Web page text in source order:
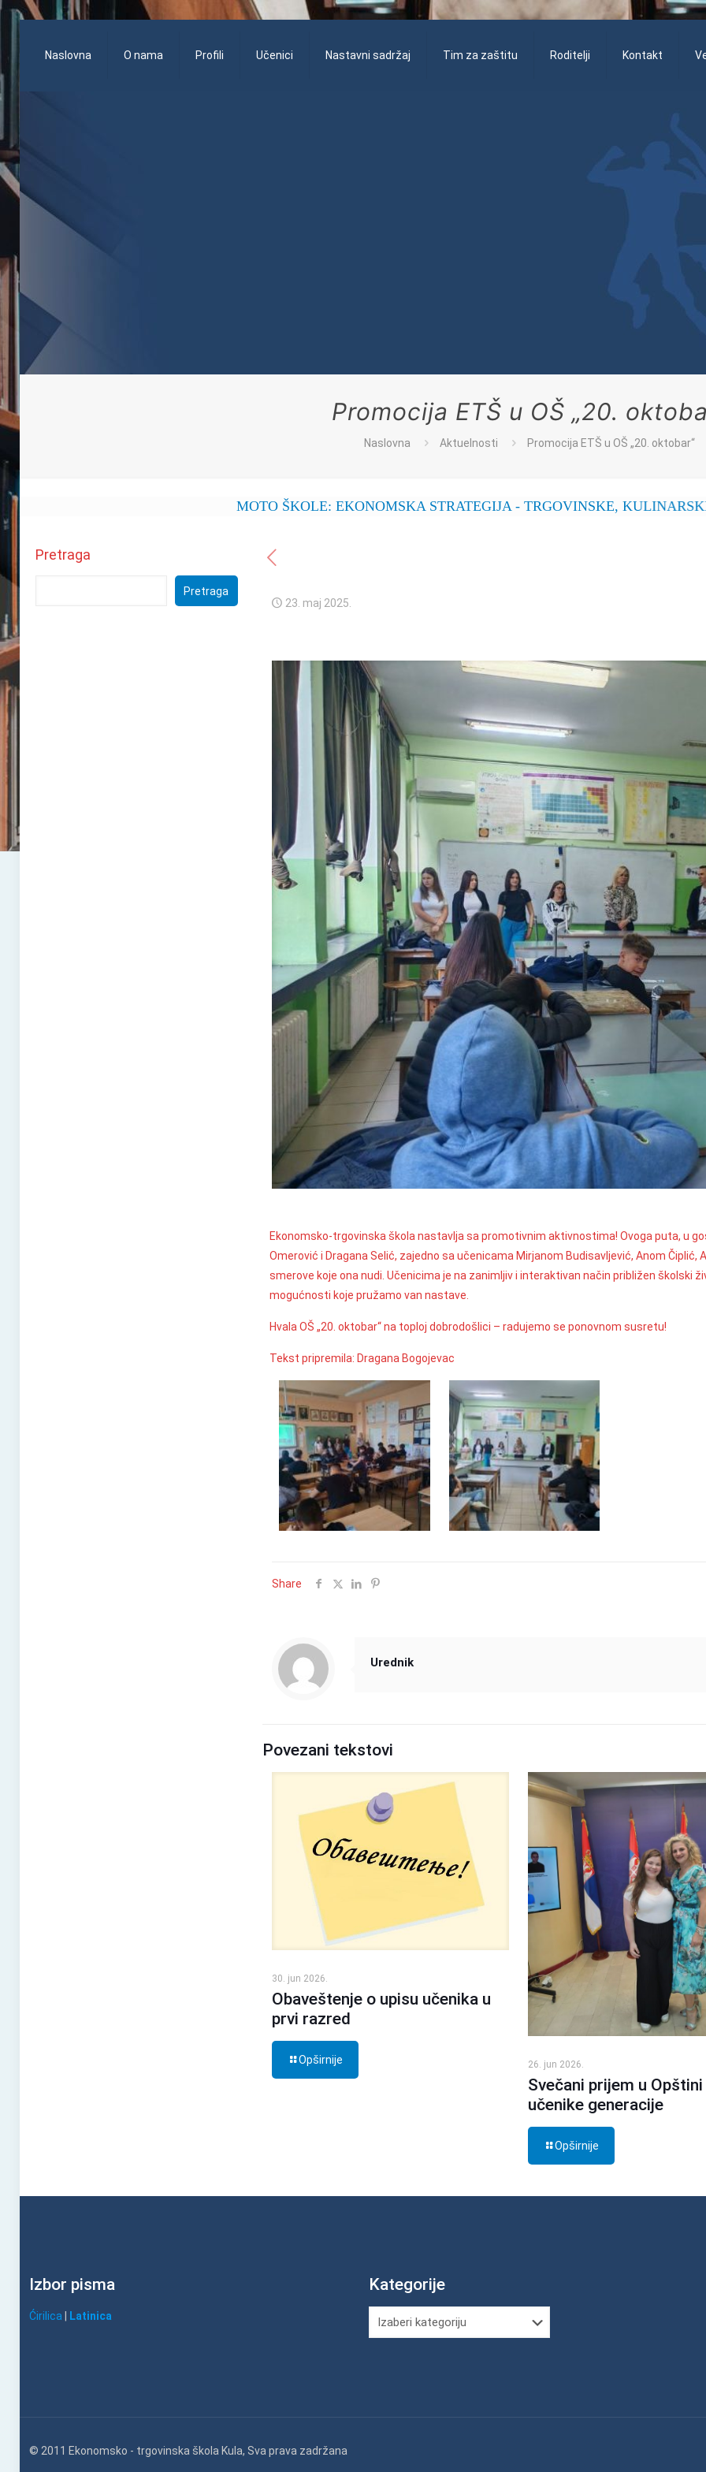
Naslovna O nama Profili Učenici Nastavni sadržaj Tim za zaštitu Roditelji Kontakt
Promocija ETŠ u OŠ „20.
Naslovna Aktuelnosti Promocija ETŠ u OŠ „20. oktobar“
MOTO ŠKOLE: EKONOMSKA STRATEGIJA - TRGOVINSKE, KULINARSKE,
23. maj 2025.
Ekonomsko-trgovinska škola nastavlja sa promotivnim aktivnostima! Ovoga puta, u
Omerović i Dragana Selić, zajedno sa učenicama Mirjanom Budisavljević, Anom
smerove koje ona nudi. Učenicima je na zanimljiv i interaktivan način približen školski
mogućnosti koje pružamo van nastave.
Hvala OŠ „20. oktobar“ na toploj dobrodošlici – radujemo se ponovnom susretu!
Tekst pripremila: Dragana Bogojevac
Share
Urednik
Povezani tekstovi
30. jun 2026.
Obaveštenje o upisu učenika u
prvi razred
Opširnije 26. jun 2026.
Svečani prijem u
učenike generacije
Opširnije
Pretraga
Pretraga
Izbor pisma
Ćirilica Latinica
Kategorije
Kategorije
© 2011 Ekonomsko - trgovinska škola Kula, Sva prava zadržana